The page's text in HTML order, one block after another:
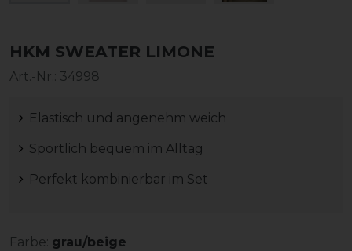
HKM SWEATER LIMONE
Art.-Nr.: 34998
Elastisch und angenehm weich
Sportlich bequem im Alltag
Perfekt kombinierbar im Set
Farbe: grau/beige